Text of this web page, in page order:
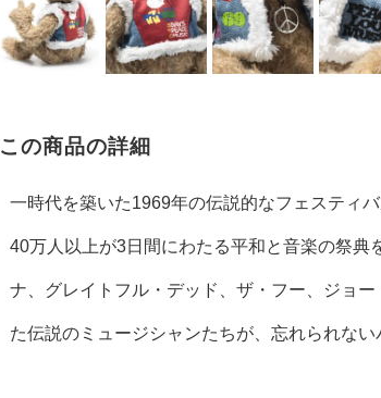
この商品の詳細
一時代を築いた1969年の伝説的なフェスティ
40万人以上が3日間にわたる平和と音楽の祭典
ナ、グレイトフル・デッド、ザ・フー、ジョ
た伝説のミュージシャンたちが、忘れられない